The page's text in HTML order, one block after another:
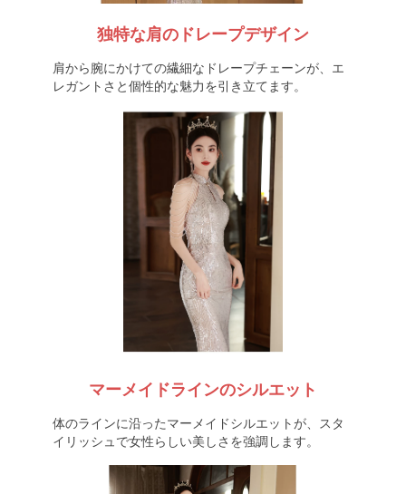
独特な肩のドレープデザイン
肩から腕にかけての繊細なドレープチェーンが、エ
レガントさと個性的な魅力を引き立てます。
マーメイドラインのシルエット
体のラインに沿ったマーメイドシルエットが、スタ
イリッシュで女性らしい美しさを強調します。